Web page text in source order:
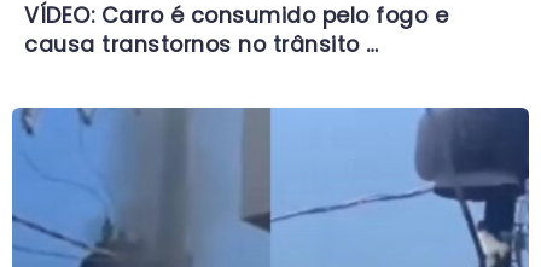
VÍDEO: Carro é consumido pelo fogo e
causa transtornos no trânsito …